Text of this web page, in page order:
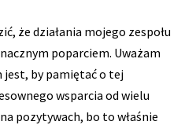
że działania mojego zespołu
poparciem. Uważam
jest, by pamiętać o tej
wsparcia od wielu
pozytywach, bo to właśnie